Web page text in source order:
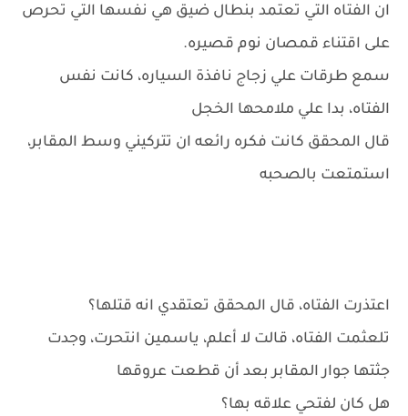
ان الفتاه التي تعتمد بنطال ضيق هي نفسها التي تحرص
على اقتناء قمصان نوم قصيره.
سمع طرقات علي زجاج نافذة السياره، كانت نفس
الفتاه، بدا علي ملامحها الخجل
قال المحقق كانت فكره رائعه ان تتركيني وسط المقابر،
استمتعت بالصحبه
اعتذرت الفتاه، قال المحقق تعتقدي انه قتلها؟
تلعثمت الفتاه، قالت لا أعلم، ياسمين انتحرت، وجدت
جثتها جوار المقابر بعد أن قطعت عروقها
هل كان لفتحي علاقه بها؟